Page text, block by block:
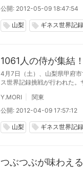
公開: 2012-05-09 18:47:54
local_offer 山梨 local_offer ギネス世界記録
1061人の侍が集結
4月7日（土）、山梨県甲府
ス世界記録挑戦が行われた
が、ギネスワールドレコーズ
Y.MORI
関東
公開: 2012-04-09 17:57:12
local_offer 山梨 local_offer ギネス世界記録
つぶつぶが味わえ